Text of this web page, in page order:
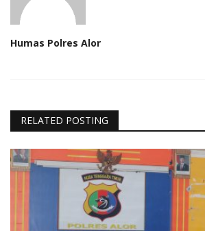
Humas Polres Alor
RELATED POSTING